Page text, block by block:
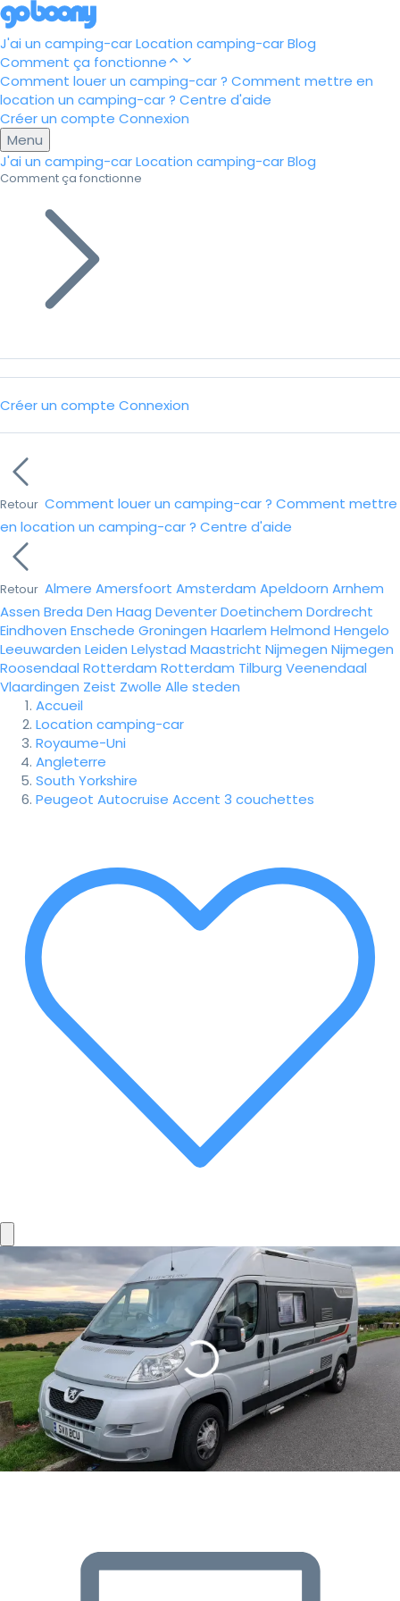
J'ai un camping-carLocation camping-carBlog
Comment ça fonctionne
Comment louer un camping-car ? Comment mettre en
location un camping-car ? Centre d'aide
Créer un compte Connexion
Menu
J'ai un camping-carLocation camping-carBlog
Comment ça fonctionne
Créer un compte Connexion
Retour Comment louer un camping-car ? Comment mettre
en location un camping-car ? Centre d'aide
Retour Almere Amersfoort Amsterdam Apeldoorn Arnhem
Assen Breda Den Haag DeventerDoetinchem Dordrecht
Eindhoven Enschede Groningen Haarlem Helmond Hengelo
Leeuwarden Leiden Lelystad Maastricht Nijmegen Nijmegen
Roosendaal Rotterdam Rotterdam Tilburg Veenendaal
Vlaardingen Zeist Zwolle Alle steden
Accueil
Location camping-car
Royaume-Uni
Angleterre
South Yorkshire
Peugeot Autocruise Accent 3 couchettes